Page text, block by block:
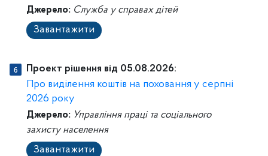
Джерело: Служба у справах дітей
Завантажити
Проект рішення від 05.08.2026:
Про виділення коштів на поховання у серпні
2026 року
Джерело: Управління праці та соціального
захисту населення
Завантажити